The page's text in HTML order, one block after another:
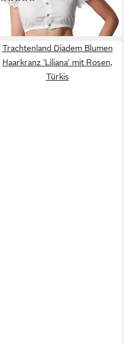
blickdichte Front, kurze
abgesetzte Ärmel
21,99 €
lieferbar - in 2-3 Werktagen bei dir
Trachtenland Diadem Blumen
Haarkranz 'Liliana' mit Rosen,
Türkis